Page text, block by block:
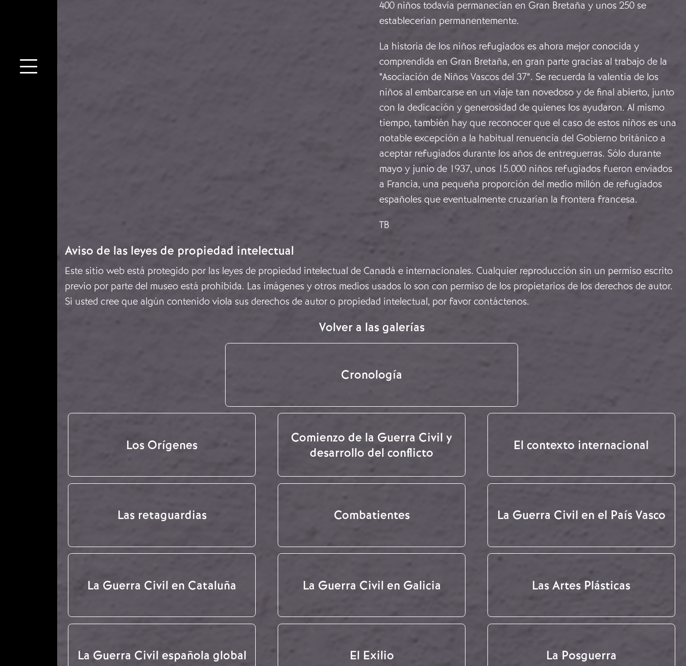
400 niños todavía permanecían en Gran Bretaña y unos 250 se
establecerían permanentemente.
La historia de los niños refugiados es ahora mejor conocida y
comprendida en Gran Bretaña, en gran parte gracias al trabajo de la
“Asociación de Niños Vascos del 37”. Se recuerda la valentía de los
niños al embarcarse en un viaje tan novedoso y de final abierto, junto
con la dedicación y generosidad de quienes los ayudaron. Al mismo
tiempo, también hay que reconocer que el caso de estos niños es una
notable excepción a la habitual renuencia del Gobierno británico a
aceptar refugiados durante los años de entreguerras. Sólo durante
mayo y junio de 1937, unos 15.000 niños refugiados fueron enviados
a Francia, una pequeña proporción del medio millón de refugiados
españoles que eventualmente cruzarían la frontera francesa.
TB
Aviso de las leyes de propiedad intelectual
Este sitio web está protegido por las leyes de propiedad intelectual de Canadá e internacionales. Cualquier reproducción sin un permiso escrito
previo por parte del museo está prohibida. Las imágenes y otros medios usados lo son con permiso de los propietarios de los derechos de autor.
Si usted cree que algún contenido viola sus derechos de autor o propiedad intelectual, por favor contáctenos.
Volver a las galerías
Cronología
Los Orígenes
Comienzo de la Guerra Civil y
desarrollo del conflicto
El contexto internacional
Las retaguardias Combatientes La Guerra Civil en el País Vasco
La Guerra Civil en Cataluña La Guerra Civil en Galicia Las Artes Plásticas
La Guerra Civil española global El Exilio La Posguerra